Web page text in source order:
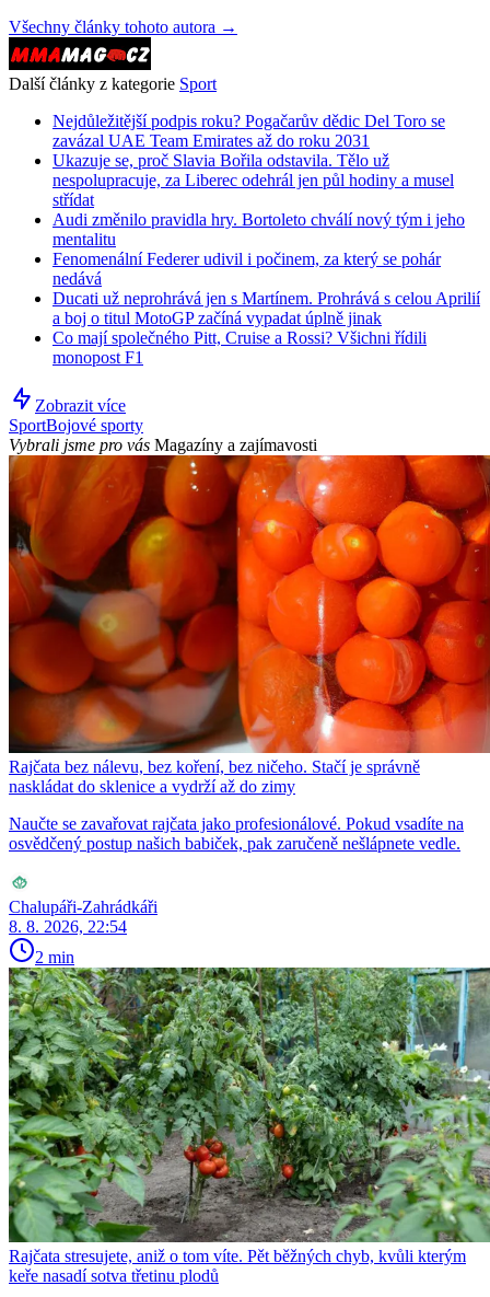
Všechny články tohoto autora →
Další články z kategorie Sport
Nejdůležitější podpis roku? Pogačarův dědic Del Toro se
zavázal UAE Team Emirates až do roku 2031
Ukazuje se, proč Slavia Bořila odstavila. Tělo už
nespolupracuje, za Liberec odehrál jen půl hodiny a musel
střídat
Audi změnilo pravidla hry. Bortoleto chválí nový tým i jeho
mentalitu
Fenomenální Federer udivil i počinem, za který se pohár
nedává
Ducati už neprohrává jen s Martínem. Prohrává s celou Aprilií
a boj o titul MotoGP začíná vypadat úplně jinak
Co mají společného Pitt, Cruise a Rossi? Všichni řídili
monopost F1
Zobrazit více
SportBojové sporty
Vybrali jsme pro vás Magazíny a zajímavosti
Rajčata bez nálevu, bez koření, bez ničeho. Stačí je správně
naskládat do sklenice a vydrží až do zimy
Naučte se zavařovat rajčata jako profesionálové. Pokud vsadíte na
osvědčený postup našich babiček, pak zaručeně nešlápnete vedle.
Chalupáři-Zahrádkáři
8. 8. 2026, 22:54
2 min
Rajčata stresujete, aniž o tom víte. Pět běžných chyb, kvůli kterým
keře nasadí sotva třetinu plodů